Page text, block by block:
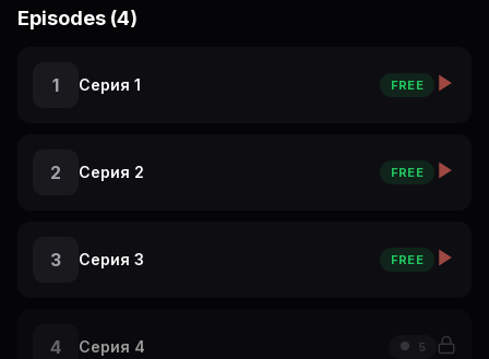
Episodes (4)
1 Серия 1 FREE
2 Серия 2 FREE
3 Серия 3 FREE
4 Серия 4 5